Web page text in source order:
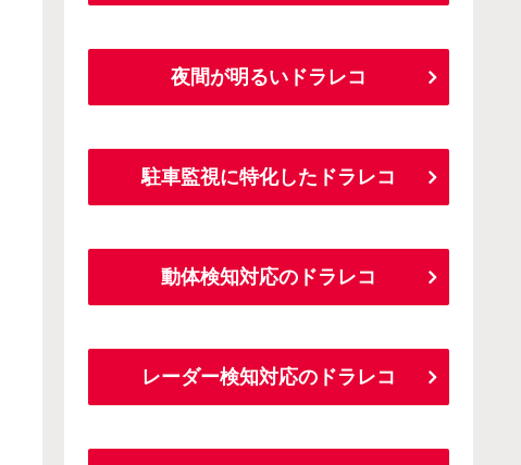
夜間が明るいドラレコ
駐車監視に特化したドラレコ
動体検知対応のドラレコ
レーダー検知対応のドラレコ